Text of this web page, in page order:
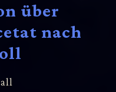
über
nach